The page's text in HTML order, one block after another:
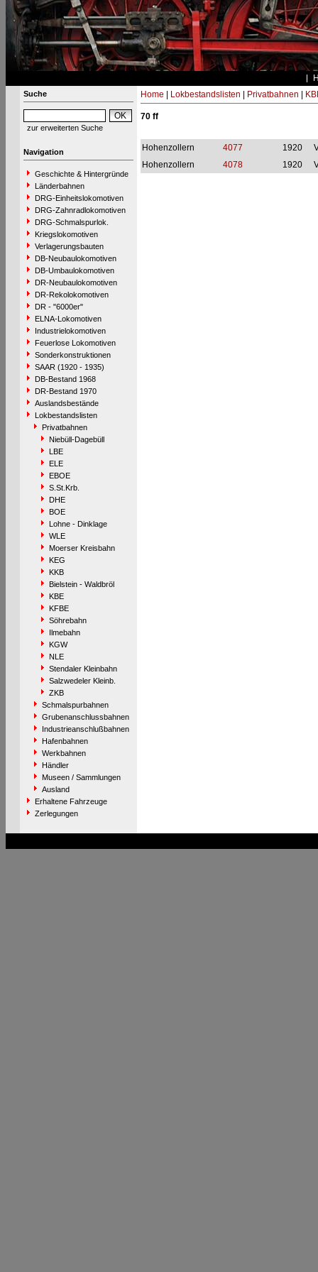
Suche
zur erweiterten Suche
Navigation
Geschichte & Hintergründe
Länderbahnen
DRG-Einheitslokomotiven
DRG-Zahnradlokomotiven
DRG-Schmalspurlok.
Kriegslokomotiven
Verlagerungsbauten
DB-Neubaulokomotiven
DB-Umbaulokomotiven
DR-Neubaulokomotiven
DR-Rekolokomotiven
DR - "6000er"
ELNA-Lokomotiven
Industrielokomotiven
Feuerlose Lokomotiven
Sonderkonstruktionen
SAAR (1920 - 1935)
DB-Bestand 1968
DR-Bestand 1970
Auslandsbestände
Lokbestandslisten
Privatbahnen
Niebüll-Dagebüll
LBE
ELE
EBOE
S.St.Krb.
DHE
BOE
Lohne - Dinklage
WLE
Moerser Kreisbahn
KEG
KKB
Bielstein - Waldbröl
KBE
KFBE
Söhrebahn
Ilmebahn
KGW
NLE
Stendaler Kleinbahn
Salzwedeler Kleinb.
ZKB
Schmalspurbahnen
Grubenanschlussbahnen
Industrieanschlußbahnen
Hafenbahnen
Werkbahnen
Händler
Museen / Sammlungen
Ausland
Erhaltene Fahrzeuge
Zerlegungen
Home Lokbestandslisten Privatbahnen
70 ff
Hohenzollern 4077 1920
Hohenzollern
4078 1920